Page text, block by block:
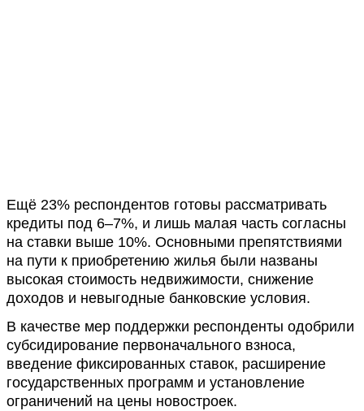
Ещё 23% респондентов готовы рассматривать
кредиты под 6–7%, и лишь малая часть согласны
на ставки выше 10%. Основными препятствиями
на пути к приобретению жилья были названы
высокая стоимость недвижимости, снижение
доходов и невыгодные банковские условия.
В качестве мер поддержки респонденты одобрили
субсидирование первоначального взноса,
введение фиксированных ставок, расширение
государственных программ и установление
ограничений на цены новостроек.